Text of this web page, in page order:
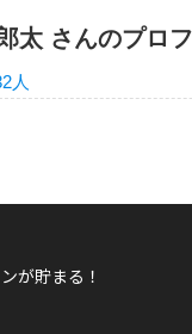
太 さんのプロ
人
が貯まる！